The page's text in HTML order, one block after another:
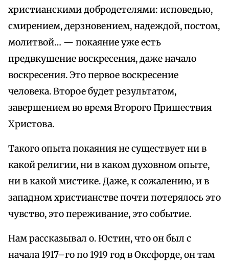
христианскими добродетелями: исповедью,
смирением, дерзновением, надеждой, постом,
молитвой… — покаяние уже есть
предвкушение воскресения, даже начало
воскресения. Это первое воскресение
человека. Второе будет результатом,
завершением во время Второго Пришествия
Христова.
Такого опыта покаяния не существует ни в
какой религии, ни в каком духовном опыте,
ни в какой мистике. Даже, к сожалению, и в
западном христианстве почти потерялось это
чувство, это переживание, это событие.
Нам рассказывал о. Юстин, что он был с
начала 1917–го по 1919 год в Оксфорде, он там